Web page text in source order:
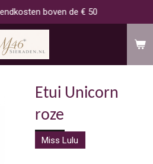
boven de € 50
Etui Unicorn
roze
Miss Lulu